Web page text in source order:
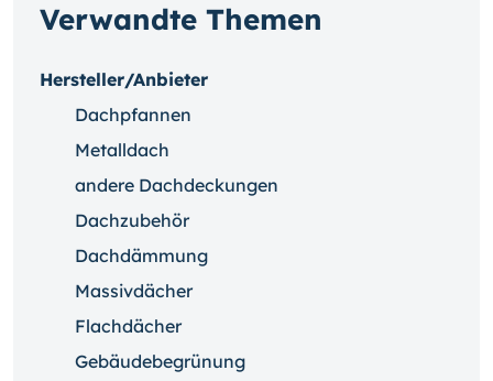
Verwandte Themen
Hersteller/Anbieter
Dachpfannen
Metalldach
andere Dachdeckungen
Dachzubehör
Dachdämmung
Massivdächer
Flachdächer
Gebäudebegrünung